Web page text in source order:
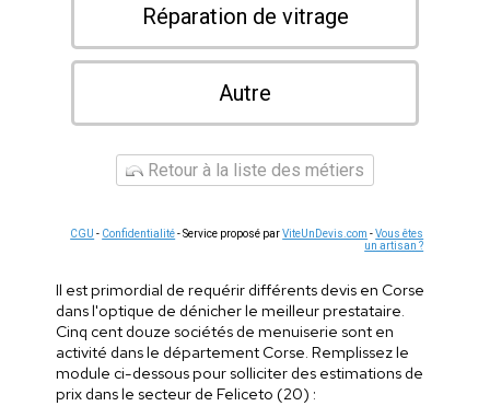
Réparation de vitrage
Autre
Retour à la liste des métiers
CGU - Confidentialité- Service proposé parViteUnDevis.com -Vous êtes
un artisan ?
Il est primordial de requérir différents devis en Corse
dans l'optique de dénicher le meilleur prestataire.
Cinq cent douze sociétés de menuiserie sont en
activité dans le département Corse. Remplissez le
module ci-dessous pour solliciter des estimations de
prix dans le secteur de Feliceto (20) :